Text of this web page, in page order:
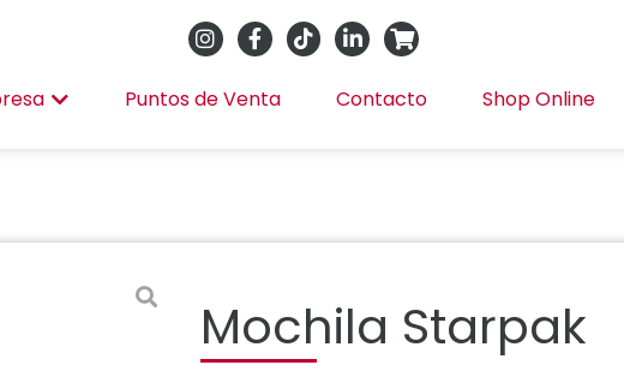
Puntos de Venta Contacto Shop Online
Mochila Starpak